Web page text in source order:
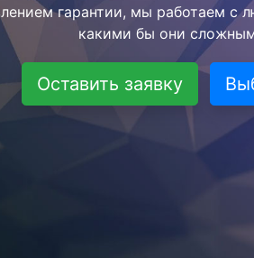
фиксируется с момента
бытовой техники
Оставить заявку